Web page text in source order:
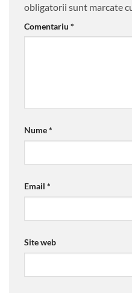
obligatorii sunt marcate
Comentariu *
Nume*
Email *
Site web